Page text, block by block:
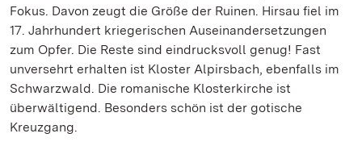
Fokus. Davon zeugt die Größe der Ruinen. Hirsau fiel im
17. Jahrhundert kriegerischen Auseinandersetzungen
zum Opfer. Die Reste sind eindrucksvoll genug! Fast
unversehrt erhalten ist Kloster Alpirsbach, ebenfalls im
Schwarzwald. Die romanische Klosterkirche ist
überwältigend. Besonders schön ist der gotische
Kreuzgang.